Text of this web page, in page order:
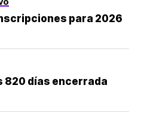
para 2026
820 días encerrada